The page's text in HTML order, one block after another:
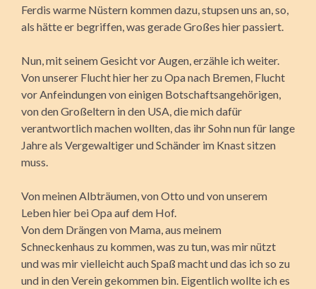
Ferdis warme Nüstern kommen dazu, stupsen uns an, so,
als hätte er begriffen, was gerade Großes hier passiert.
Nun, mit seinem Gesicht vor Augen, erzähle ich weiter.
Von unserer Flucht hier her zu Opa nach Bremen, Flucht
vor Anfeindungen von einigen Botschaftsangehörigen,
von den Großeltern in den USA, die mich dafür
verantwortlich machen wollten, das ihr Sohn nun für lange
Jahre als Vergewaltiger und Schänder im Knast sitzen
muss.
Von meinen Albträumen, von Otto und von unserem
Leben hier bei Opa auf dem Hof.
Von dem Drängen von Mama, aus meinem
Schneckenhaus zu kommen, was zu tun, was mir nützt
und was mir vielleicht auch Spaß macht und das ich so zu
und in den Verein gekommen bin. Eigentlich wollte ich es